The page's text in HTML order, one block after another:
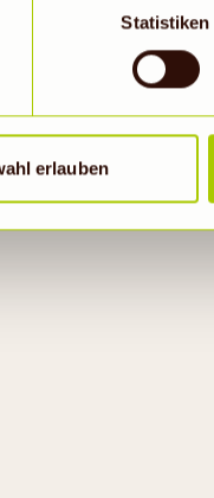
vom Europäischen
Es besteht
möglicherweise
Statistiken
erlauben